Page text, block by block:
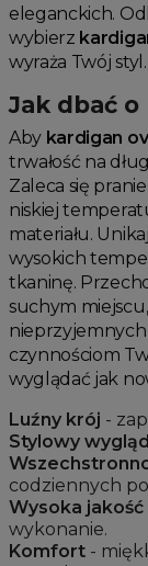
eleganckich.
wybierz
wyraża Twój styl.
Jak dbać o
Aby kardigan
trwałość na
Zaleca się pranie
niskiej
materiału.
wysokich
tkaninę.
suchym
czynnościom
wyglądać jak
Luźny krój -
Stylowy wygląd
codziennych
Wysoka jakość
wykonanie.
Komfort -